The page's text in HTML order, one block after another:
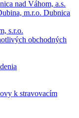
nad Váhom, a.s.
m.r.o. Dubnica
s.r.o.
obchodných
k stravovacím